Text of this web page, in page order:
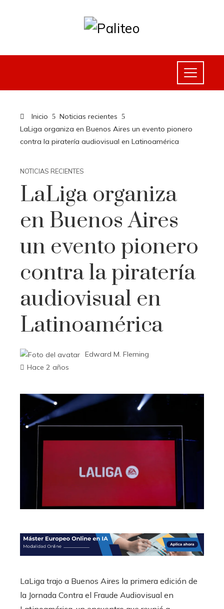
Inicio
Noticias recientes
LaLiga organiza en Buenos Aires un evento pionero
contra la piratería audiovisual en Latinoamérica
NOTICIAS RECIENTES
LaLiga organiza
en Buenos Aires
un evento pionero
contra la piratería
audiovisual en
Latinoamérica
Edward M. Fleming
Hace 2 años
LaLiga trajo a Buenos Aires la primera edición de
la Jornada Contra el Fraude Audiovisual en